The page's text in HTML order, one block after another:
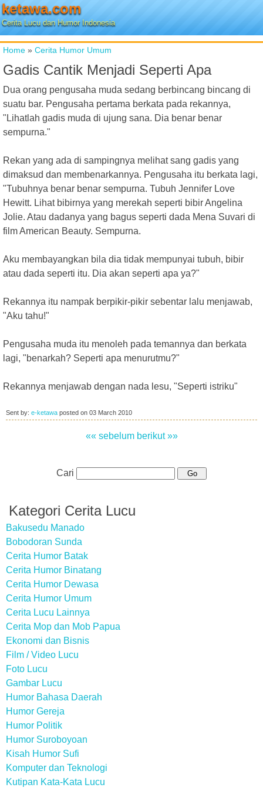
ketawa.com
Cerita Lucu dan Humor Indonesia
Home » Cerita Humor Umum
Gadis Cantik Menjadi Seperti Apa
Dua orang pengusaha muda sedang berbincang bincang di
suatu bar. Pengusaha pertama berkata pada rekannya,
"Lihatlah gadis muda di ujung sana. Dia benar benar
sempurna."
Rekan yang ada di sampingnya melihat sang gadis yang
dimaksud dan membenarkannya. Pengusaha itu berkata lagi,
"Tubuhnya benar benar sempurna. Tubuh Jennifer Love
Hewitt. Lihat bibirnya yang merekah seperti bibir Angelina
Jolie. Atau dadanya yang bagus seperti dada Mena Suvari di
film American Beauty. Sempurna.
Aku membayangkan bila dia tidak mempunyai tubuh, bibir
atau dada seperti itu. Dia akan seperti apa ya?"
Rekannya itu nampak berpikir-pikir sebentar lalu menjawab,
"Aku tahu!"
Pengusaha muda itu menoleh pada temannya dan berkata
lagi, "benarkah? Seperti apa menurutmu?"
Rekannya menjawab dengan nada lesu, "Seperti istriku"
Sent by: e-ketawa posted on 03 March 2010
«« sebelum berikut »»
Cari
Kategori Cerita Lucu
Bakusedu Manado
Bobodoran Sunda
Cerita Humor Batak
Cerita Humor Binatang
Cerita Humor Dewasa
Cerita Humor Umum
Cerita Lucu Lainnya
Cerita Mop dan Mob Papua
Ekonomi dan Bisnis
Film / Video Lucu
Foto Lucu
Gambar Lucu
Humor Bahasa Daerah
Humor Gereja
Humor Politik
Humor Suroboyoan
Kisah Humor Sufi
Komputer dan Teknologi
Kutipan Kata-Kata Lucu